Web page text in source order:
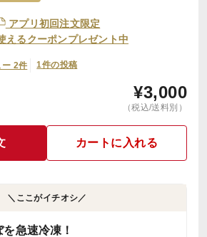
アプリ初回注文限定
えるクーポンプレゼント中
ー 2件 1件の投稿
¥3,000
（税込/送料別）
カートに入れる
＼ここがイチオシ／
急速冷凍！